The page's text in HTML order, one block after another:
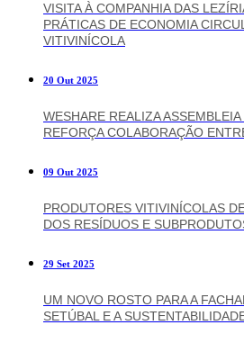
VISITA À COMPANHIA DAS
PRÁTICAS DE ECONOMIA
VITIVINÍCOLA
20 Out 2025
WESHARE REALIZA
REFORÇA COLABORAÇÃO
09 Out 2025
PRODUTORES VITIVINÍCOLAS
DOS RESÍDUOS E
29 Set 2025
UM NOVO ROSTO PARA A
SETÚBAL E A